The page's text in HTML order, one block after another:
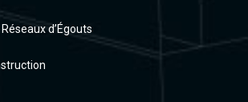
d’Égouts